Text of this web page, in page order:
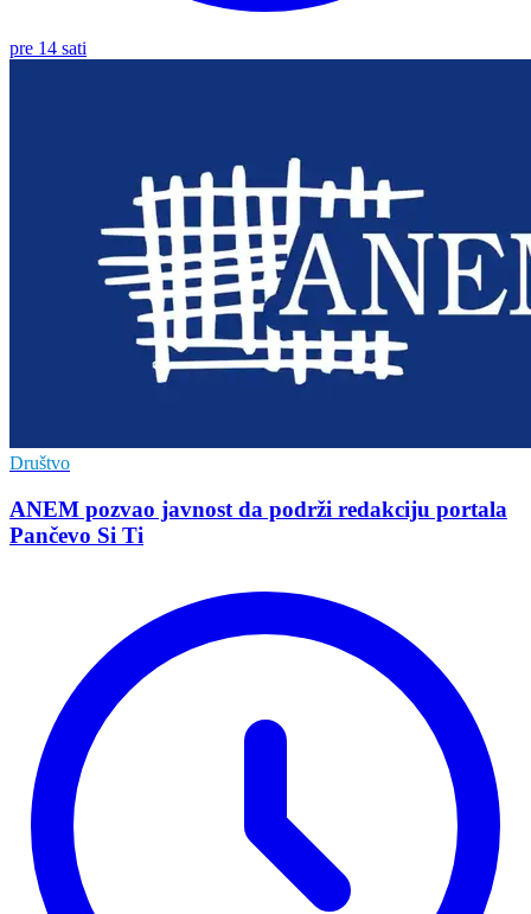
pre 14 sati
Društvo
ANEM pozvao javnost da podrži redakciju portala
Pančevo Si Ti